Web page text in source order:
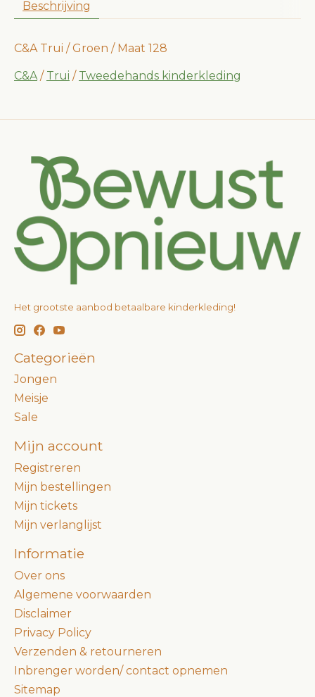
Beschrijving
C&A Trui / Groen / Maat 128
C&A/ Trui / Tweedehands kinderkleding
Het grootste aanbod betaalbare kinderkleding!
Categorieën
Jongen
Meisje
Sale
Mijn account
Registreren
Mijn bestellingen
Mijn tickets
Mijn verlanglijst
Informatie
Over ons
Algemene voorwaarden
Disclaimer
Privacy Policy
Verzenden & retourneren
Inbrenger worden/ contact opnemen
Sitemap